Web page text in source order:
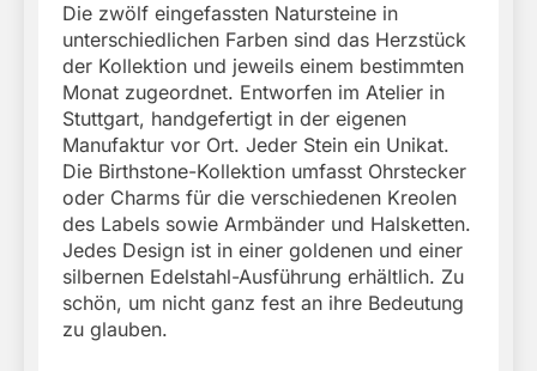
Die zwölf eingefassten Natursteine in
unterschiedlichen Farben sind das Herzstück
der Kollektion und jeweils einem bestimmten
Monat zugeordnet. Entworfen im Atelier in
Stuttgart, handgefertigt in der eigenen
Manufaktur vor Ort. Jeder Stein ein Unikat.
Die Birthstone-Kollektion umfasst Ohrstecker
oder Charms für die verschiedenen Kreolen
des Labels sowie Armbänder und Halsketten.
Jedes Design ist in einer goldenen und einer
silbernen Edelstahl-Ausführung erhältlich. Zu
schön, um nicht ganz fest an ihre Bedeutung
zu glauben.